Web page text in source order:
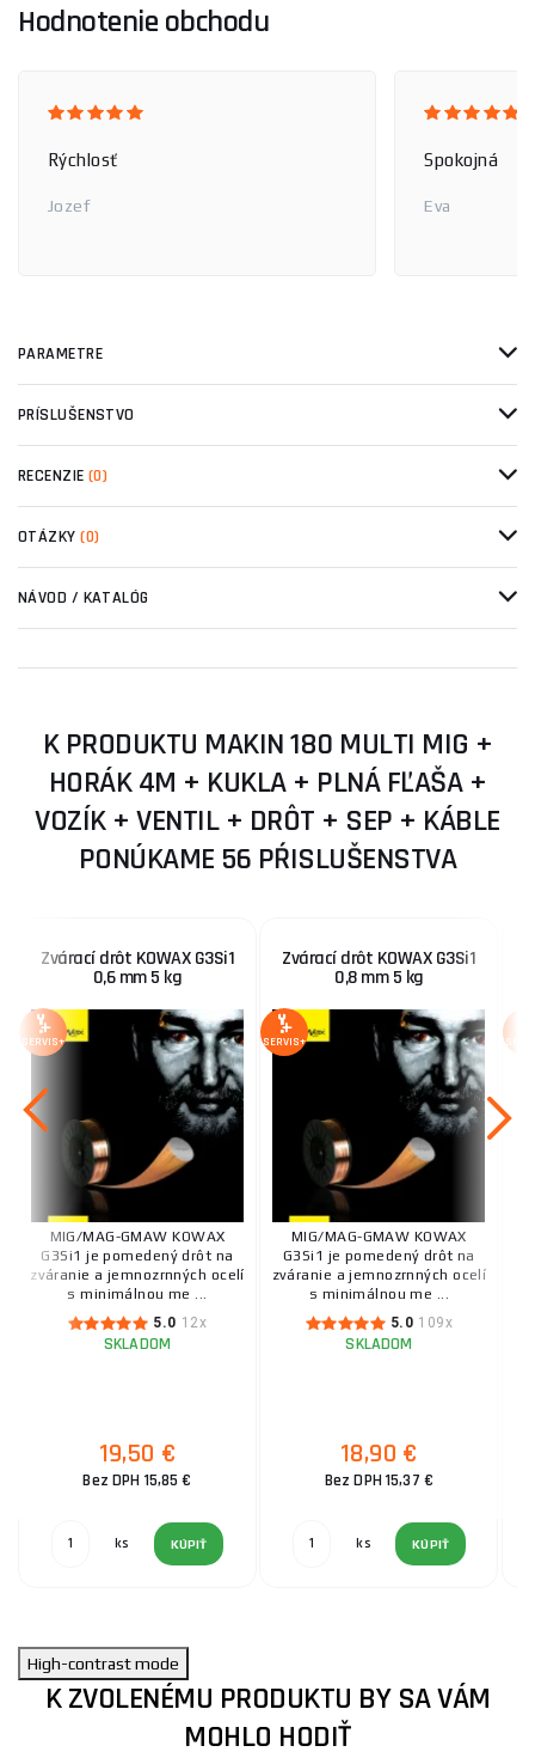
Hodnotenie obchodu
Rýchlosť
Jozef
Spokojná
Eva
PARAMETRE
PRÍSLUŠENSTVO
RECENZIE (0)
OTÁZKY(0)
NÁVOD / KATALÓG
K PRODUKTU MAKIN 180 MULTI MIG +
HORÁK 4M + KUKLA + PLNÁ FĽAŠA +
VOZÍK + VENTIL + DRÔT + SEP + KÁBLE
PONÚKAME 56 PŔISLUŠENSTVA
Zvárací drôt KOWAX G3Si1
0,6 mm 5 kg
SERVIS+
MIG/MAG-GMAW KOWAX
G3Si1 je pomedený drôt na
zváranie a jemnozrnných ocelí
s minimálnou me ...
5.0 12x
SKLADOM
19,50 €
Bez DPH 15,85 €
ks KÚPIŤ
Zvárací drôt KOWAX G3Si1
0,8 mm 5 kg
SERVIS+
MIG/MAG-GMAW KOWAX
G3Si1 je pomedený drôt na
zváranie a jemnozrnných ocelí
s minimálnou me ...
5.0 109x
SKLADOM
18,90 €
Bez DPH 15,37 €
ks KÚPIŤ
High-contrast mode
K ZVOLENÉMU PRODUKTU BY SA VÁM
MOHLO HODIŤ